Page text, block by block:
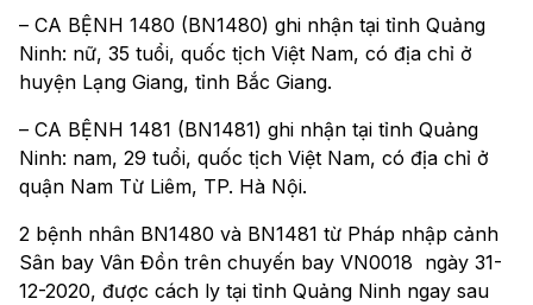
– CA BỆNH 1480 (BN1480) ghi nhận tại tỉnh Quảng
Ninh: nữ, 35 tuổi, quốc tịch Việt Nam, có địa chỉ ở
huyện Lạng Giang, tỉnh Bắc Giang.
– CA BỆNH 1481 (BN1481) ghi nhận tại tỉnh Quảng
Ninh: nam, 29 tuổi, quốc tịch Việt Nam, có địa chỉ ở
quận Nam Từ Liêm, TP. Hà Nội.
2 bệnh nhân BN1480 và BN1481 từ Pháp nhập cảnh
Sân bay Vân Đồn trên chuyến bay VN0018 ngày 31-
12-2020, được cách ly tại tỉnh Quảng Ninh ngay sau